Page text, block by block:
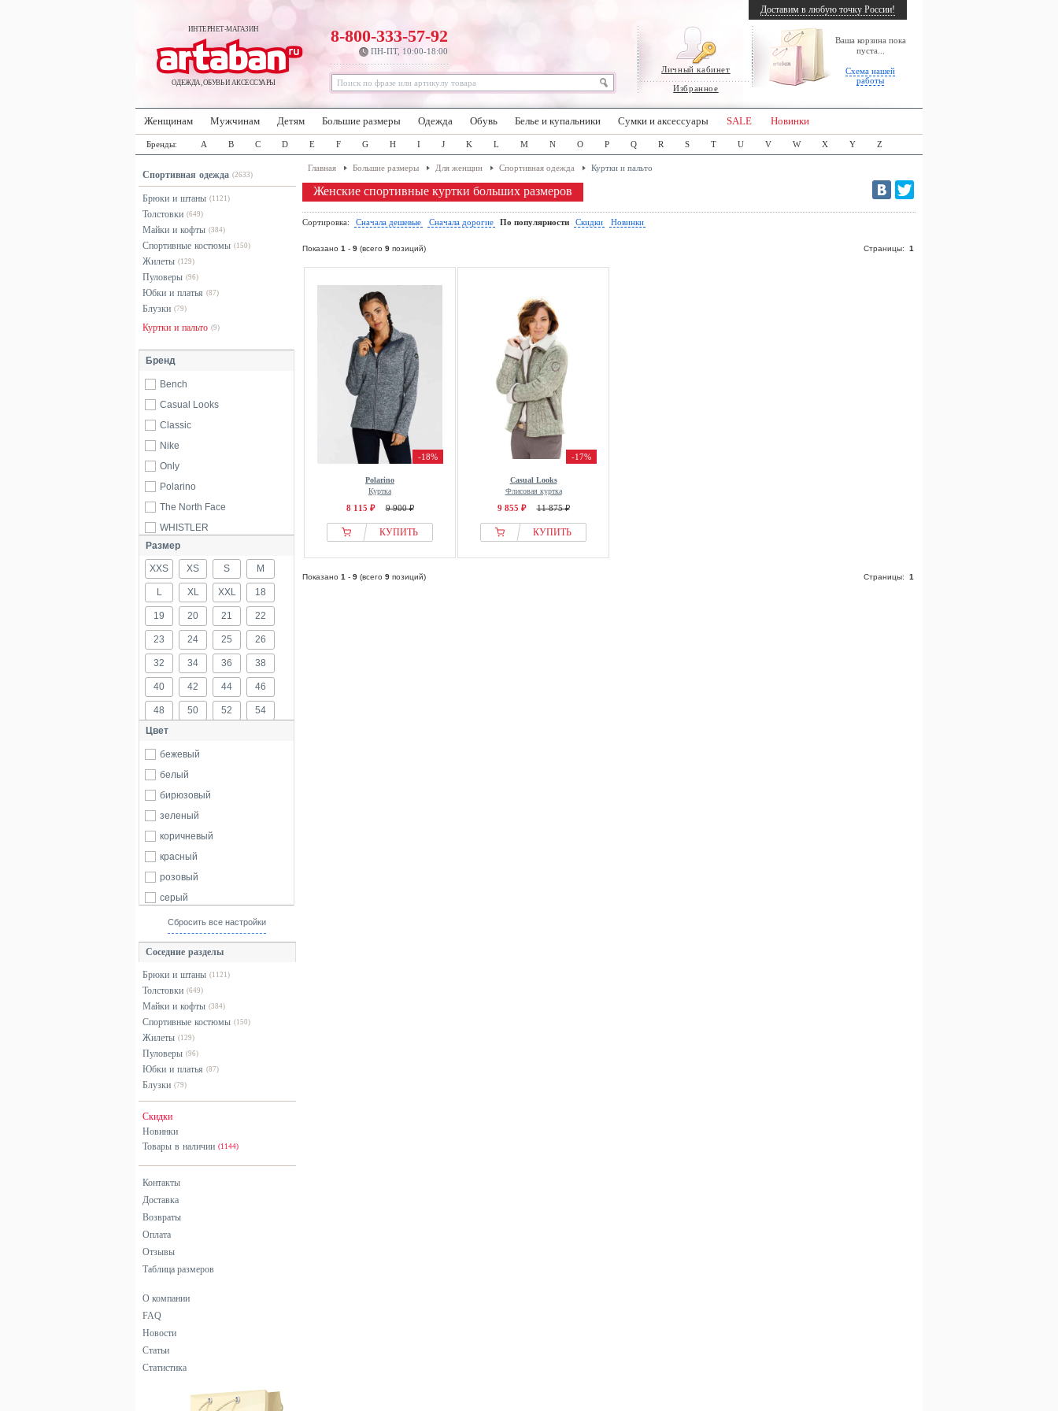
ИНТЕРНЕТ-МАГАЗИН
ОДЕЖДА, ОБУВЬ И АКСЕССУАРЫ
Личный кабинет
Избранное
Ваша корзина пока
пуста...
Схема нашей
работы
8-800-333-57-92
ПН-ПТ, 10:00-18:00
Доставим в любую точку России!
Женщинам Мужчинам Детям Большие размеры Одежда Обувь Белье и купальники Сумки и аксессуары SALE Новинки
Бренды: A B C D E F G H I J K L M N O P Q R S T U V W X Y Z
Спортивная одежда (2633)
Брюки и штаны (1121)
Толстовки (649)
Майки и кофты (384)
Спортивные костюмы (150)
Жилеты (129)
Пуловеры (96)
Юбки и платья (87)
Блузки (79)
Куртки и пальто (9)
Бренд
Bench
Casual Looks
Classic
Nike
Only
Polarino
The North Face
WHISTLER
Размер
XXS XS S M
L XL XXL 18
19 20 21 22
23 24 25 26
32 34 36 38
40 42 44 46
48 50 52
54
Цвет
бежевый
белый
бирюзовый
зеленый
коричневый
красный
розовый
серый
синий
хаки
черный
Сбросить все настройки
Соседние разделы
Брюки и штаны (1121)
Толстовки (649)
Майки и кофты (384)
Спортивные костюмы (150)
Жилеты (129)
Пуловеры (96)
Юбки и платья (87)
Блузки (79)
Скидки
Новинки
Товары в наличии (1144)
Контакты
Доставка
Возвраты
Оплата
Отзывы
Таблица размеров
О компании
FAQ
Новости
Статьи
Статистика
Главная Большие размеры Для женщин Спортивная одежда Куртки и пальто
Женские спортивные куртки больших размеров
Сортировка: Сначала дешевые Сначала дорогие По популярности Скидки Новинки
Показано 1 - 9 (всего 9 позиций) Страницы: 1
-18%
Polarino
Куртка
8 115 ₽ 9 900 ₽
КУПИТЬ
-17%
Casual Looks
Флисовая куртка
9 855 ₽ 11 875 ₽
КУПИТЬ
Показано 1 - 9 (всего 9 позиций) Страницы: 1